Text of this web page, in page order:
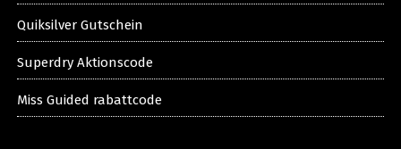
Quiksilver Gutschein
Superdry Aktionscode
Miss Guided rabattcode